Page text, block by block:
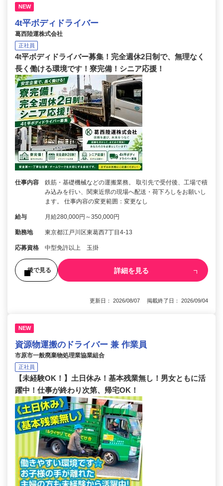
NEW
4t平ボディドライバー
葛西陸運株式会社
正社員
4t平ボディドライバー募集！完全週休2日制で、無理なく
長く働ける環境です！寮完備！シニア応援！
仕事内容
鉄筋・基礎機械などの運搬業務。 取引先で受付後、工場で積
み込みを行い、関東近県の現場へ配送・荷下ろしをお願いし
ます。 仕事内容の変更範囲：変更なし
給与 月給280,000円～350,000円
勤務地 東京都江戸川区東葛西7丁目4-13
応募資格 中型免許以上 玉掛
後で見る 詳細を見る
更新日： 2026/08/07 掲載終了日： 2026/09/04
NEW
資源物運搬のドライバー 兼 作業員
市原市一般廃棄物処理業協業組合
正社員
【未経験OK！】土日休み！基本残業無し！男女ともに活
躍中！仕事が終わり次第、帰宅OK！